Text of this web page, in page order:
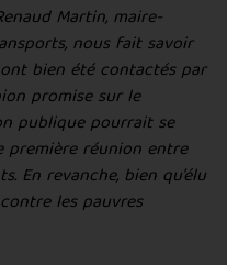
Martin, maire-
nous fait savoir
bien été contactés par
promise sur le
publique pourrait se
première réunion entre
En revanche, bien qu’élu
les pauvres